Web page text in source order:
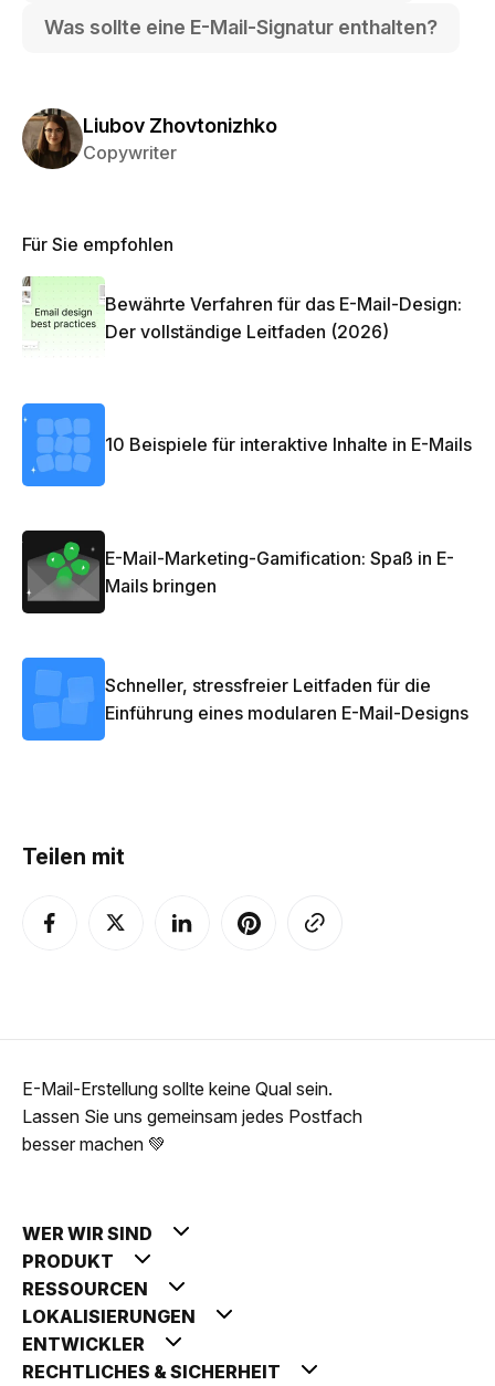
Was sollte eine E-Mail-Signatur enthalten?
Liubov Zhovtonizhko
Copywriter
Für Sie empfohlen
Bewährte Verfahren für das E-Mail-Design:
Der vollständige Leitfaden (2026)
10 Beispiele für interaktive Inhalte in E-Mails
E-Mail-Marketing-Gamification: Spaß in E-
Mails bringen
Schneller, stressfreier Leitfaden für die
Einführung eines modularen E-Mail-Designs
Teilen mit
E-Mail-Erstellung sollte keine Qual sein.
Lassen Sie uns gemeinsam jedes Postfach
besser machen 💚
WER WIR SIND
PRODUKT
RESSOURCEN
LOKALISIERUNGEN
ENTWICKLER
RECHTLICHES & SICHERHEIT